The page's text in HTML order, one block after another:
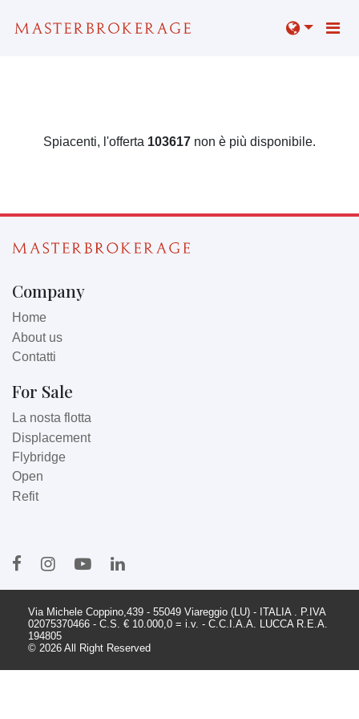
Spiacenti, l'offerta 103617 non è più disponibile.
Company
Home
About us
Contatti
For Sale
La nosta flotta
Displacement
Flybridge
Open
Refit
Via Michele Coppino,439 - 55049 Viareggio (LU) - ITALIA . P.IVA
02075370466 - C.S. € 10.000,0 = i.v. - C.C.I.A.A. LUCCA R.E.A.
194805
© 2026 All Right Reserved